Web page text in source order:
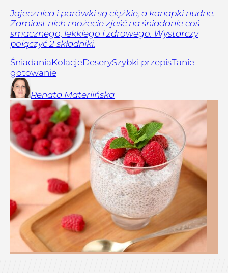
Jajecznica i parówki są ciężkie, a kanapki nudne.
Zamiast nich możecie zjeść na śniadanie coś
smacznego, lekkiego i zdrowego. Wystarczy
połączyć 2 składniki.
ŚniadaniaKolacjeDeserySzybki przepisTanie
gotowanie
Renata Materlińska